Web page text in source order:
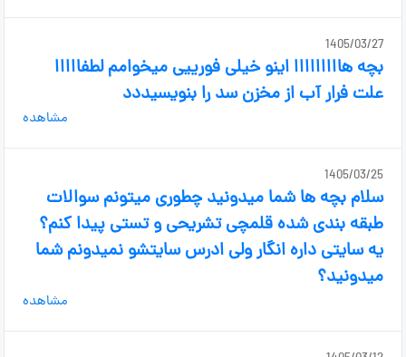
1405/03/27
بچه هااااااااا اینو خیلی فورییی میخوامم لطفااااا
علت فرار آب از مخزن سد را بنویسیددد
مشاهده
1405/03/25
سلام بچه ها شما میدونید چطوری میتونم سوالات
طبقه بندی شده قلمچی تشریحی و تستی پیدا کنم؟
یه سایتی داره انگار ولی ادرس سایتشو نمیدونم شما
میدونید؟
مشاهده